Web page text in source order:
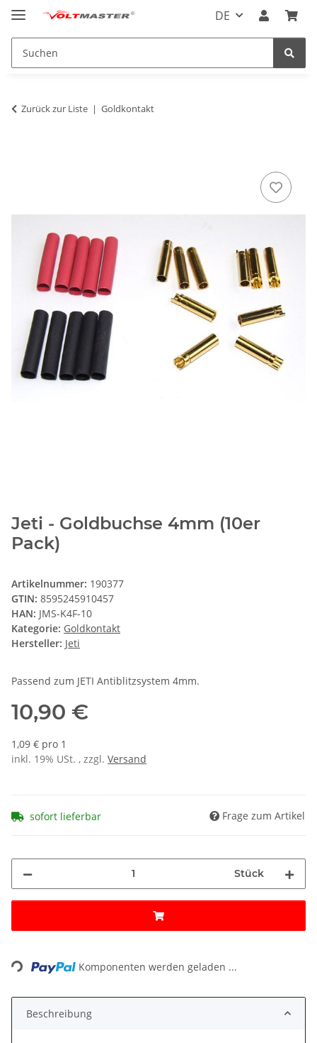
DE
Zurück zur Liste Goldkontakt
Jeti - Goldbuchse 4mm (10er
Pack)
Artikelnummer: 190377
GTIN: 8595245910457
HAN: JMS-K4F-10
Kategorie: Goldkontakt
Hersteller: Jeti
Passend zum JETI Antiblitzsystem 4mm.
10,90 €
1,09 € pro 1
inkl. 19% USt. , zzgl. Versand
sofort lieferbar Frage zum Artikel
Stück
Loading... Komponenten werden geladen ...
Beschreibung